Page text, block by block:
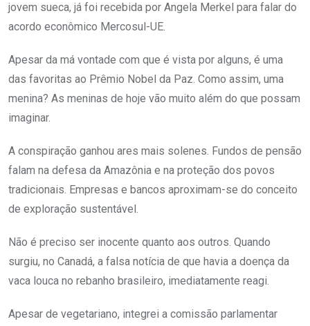
jovem sueca, já foi recebida por Angela Merkel para falar do
acordo econômico Mercosul-UE.
Apesar da má vontade com que é vista por alguns, é uma
das favoritas ao Prêmio Nobel da Paz. Como assim, uma
menina? As meninas de hoje vão muito além do que possam
imaginar.
A conspiração ganhou ares mais solenes. Fundos de pensão
falam na defesa da Amazônia e na proteção dos povos
tradicionais. Empresas e bancos aproximam-se do conceito
de exploração sustentável.
Não é preciso ser inocente quanto aos outros. Quando
surgiu, no Canadá, a falsa notícia de que havia a doença da
vaca louca no rebanho brasileiro, imediatamente reagi.
Apesar de vegetariano, integrei a comissão parlamentar